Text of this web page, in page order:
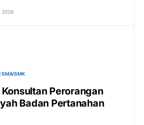
2026
SMA/SMK
Perorangan
Badan Pertanahan